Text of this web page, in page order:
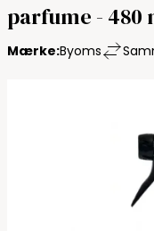
parfume - 480
Mærke:Byoms